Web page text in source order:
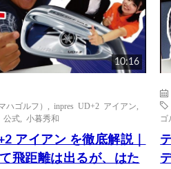
10:16
ハゴルフ） inpres UD+2 アイアン
公式
小暮秀和
アイアン を徹底解説｜
飛距離は出るが、はた
ゴ